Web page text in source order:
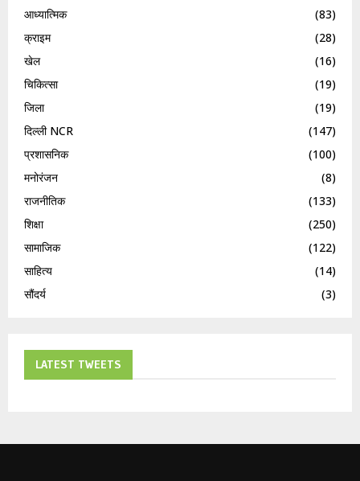
आध्यात्मिक
(83)
क्राइम
(28)
खेल
(16)
चिकित्सा
(19)
जिला
(19)
दिल्ली NCR
(147)
प्रशासनिक
(100)
मनोरंजन
(8)
राजनीतिक
(133)
शिक्षा
(250)
सामाजिक
(122)
साहित्य
(14)
सौंदर्य
(3)
LATEST TWEETS